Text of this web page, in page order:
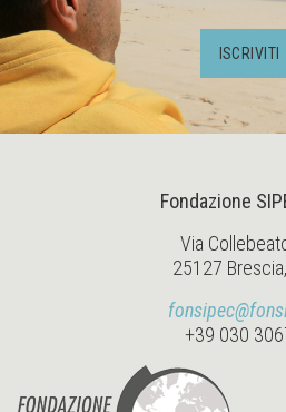
ISCRIVITI
Fondazione
Via
25127
+39 030